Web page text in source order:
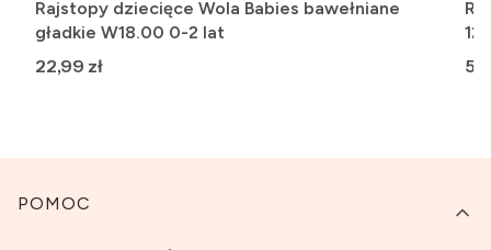
Rajstopy dziecięce Wola Babies bawełniane
gładkie W18.00 0-2 lat
Cena
22,99 zł
Linki w stopce
POMOC